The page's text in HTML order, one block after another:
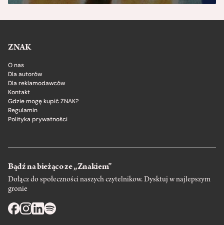
ZNAK
O nas
Dla autorów
Dla reklamodawców
Kontakt
Gdzie mogę kupić ZNAK?
Regulamin
Polityka prywatności
Bądź na bieżąco ze „Znakiem”
Dołącz do społeczności naszych czytelnikow. Dysktuj w najlepszym
gronie